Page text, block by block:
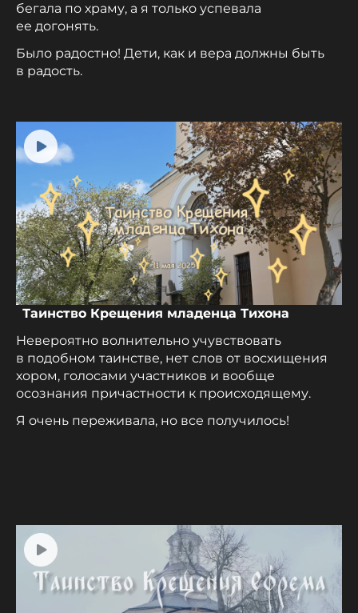
бегала по храму, а я только успевала
ее догонять.
Было радостно! Дети, как и вера должны быть
в радость.
Таинство Крещения младенца Тихона
Невероятно волнительно учувствовать
в подобном таинстве, нет слов от восхищения
хором, голосами участников и вообще
осознания причастности к происходящему.
Я очень переживала, но все получилось!